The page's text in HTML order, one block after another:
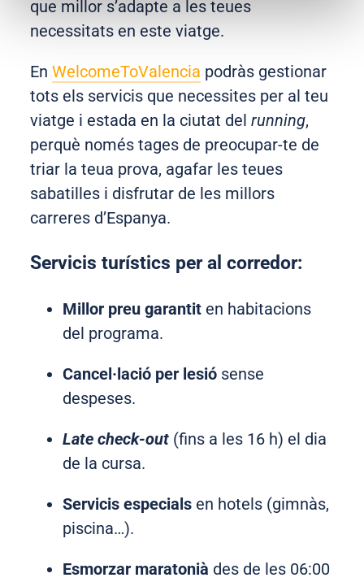
que millor s’adapte a les teues
necessitats en este viatge.
EnWelcomeToValencia podràs gestionar
tots els servicis que necessites per al teu
viatge i estada en la ciutat delrunning,
perquè només tages de preocupar-te de
triar la teua prova, agafar les teues
sabatilles i disfrutar de les millors
carreres d’Espanya.
Servicis turístics per al corredor:
Millor preu garantit en habitacions
del programa.
Cancel·lació per lesió sense
despeses.
Late check-out (fins a les 16 h) el dia
de la cursa.
Servicis especials en hotels (gimnàs,
piscina…).
Esmorzar maratonià des de les 06:00